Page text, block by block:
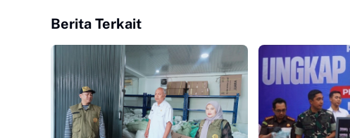
Berita Terkait